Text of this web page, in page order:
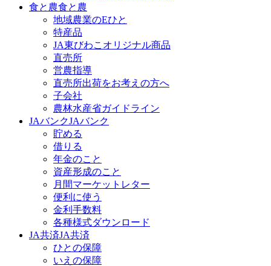
食と農食と農
地域農業のEひと
特産品
JA東びわこオリジナル商品
直売所
営農指導
直売所出荷をお考えの方へ
子会社
農林水産省ガイドライン
JAバンクJAバンク
貯める
借りる
年金のこと
資産形成のこと
月間マーケットレター
便利に使う
金利手数料
各種様式ダウンロード
JA共済JA共済
ひとの保障
いえの保障